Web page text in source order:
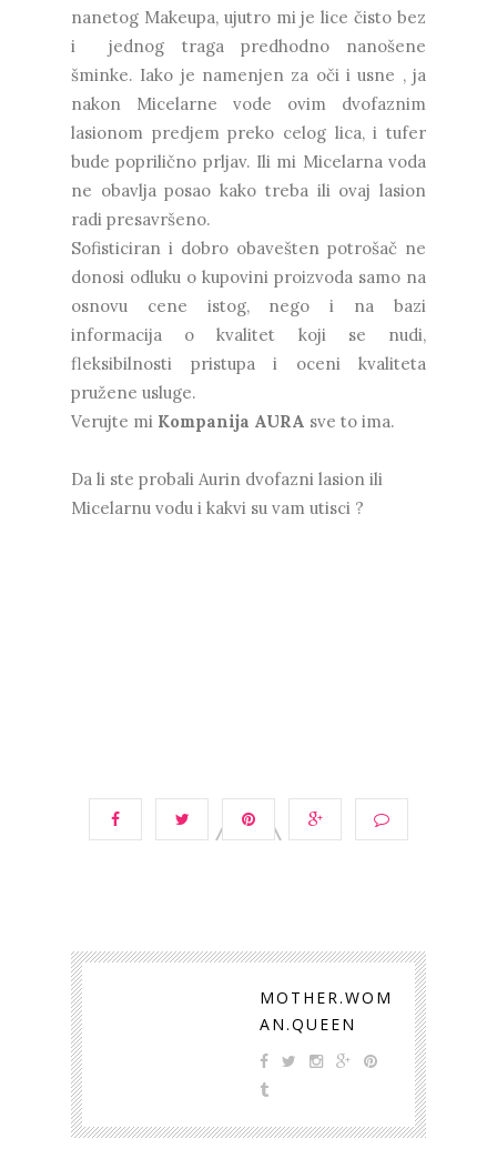
nanetog Makeupa, ujutro mi je lice čisto bez
i jednog traga predhodno nanošene
šminke. Iako je namenjen za oči i usne , ja
nakon Micelarne vode ovim dvofaznim
lasionom predjem preko celog lica, i tufer
bude poprilično prljav. Ili mi Micelarna voda
ne obavlja posao kako treba ili ovaj lasion
radi presavršeno.
Sofisticiran i dobro obavešten potrošač ne
donosi odluku o kupovini proizvoda samo na
osnovu cene istog, nego i na bazi
informacija o kvalitet koji se nudi,
fleksibilnosti pristupa i oceni kvaliteta
pružene usluge.
Verujte mi Kompanija AURA sve to ima.
Da li ste probali Aurin dvofazni lasion ili
Micelarnu vodu i kakvi su vam utisci ?
MOTHER.WOM
AN.QUEEN